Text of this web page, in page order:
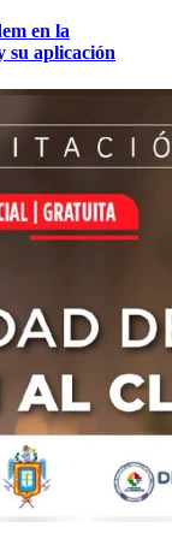
en la
su aplicación